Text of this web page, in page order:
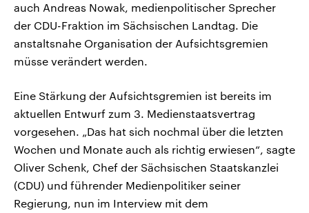
auch Andreas Nowak, medienpolitischer Sprecher
der CDU-Fraktion im Sächsischen Landtag. Die
anstaltsnahe Organisation der Aufsichtsgremien
müsse verändert werden.
Eine Stärkung der Aufsichtsgremien ist bereits im
aktuellen Entwurf zum 3. Medienstaatsvertrag
vorgesehen. „Das hat sich nochmal über die letzten
Wochen und Monate auch als richtig erwiesen“, sagte
Oliver Schenk, Chef der Sächsischen Staatskanzlei
(CDU) und führender Medienpolitiker seiner
Regierung, nun im Interview mit dem